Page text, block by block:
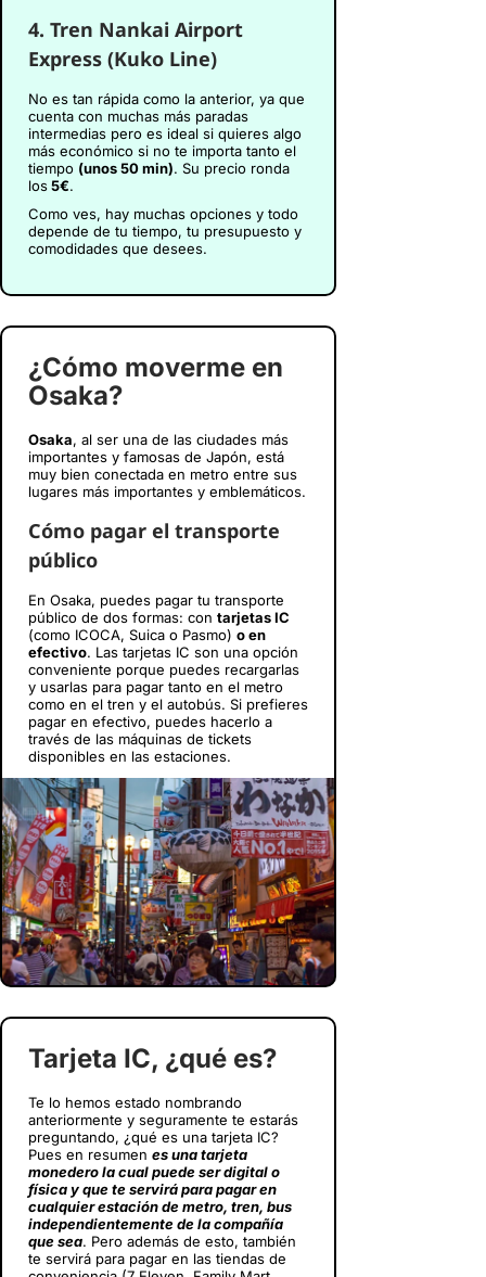
4. Tren Nankai Airport
Express (Kuko Line)
No es tan rápida como la anterior, ya que
cuenta con muchas más paradas
intermedias pero es ideal si quieres algo
más económico si no te importa tanto el
tiempo (unos 50 min). Su precio ronda
los5€.
Como ves, hay muchas opciones y todo
depende de tu tiempo, tu presupuesto y
comodidades que desees.
¿Cómo moverme en
Osaka?
Osaka, al ser una de las ciudades más
importantes y famosas de Japón, está
muy bien conectada en metro entre sus
lugares más importantes y emblemáticos.
Cómo pagar el transporte
público
En Osaka, puedes pagar tu transporte
público de dos formas: con tarjetas IC
(como ICOCA, Suica o Pasmo) o en
efectivo. Las tarjetas IC son una opción
conveniente porque puedes recargarlas
y usarlas para pagar tanto en el metro
como en el tren y el autobús. Si prefieres
pagar en efectivo, puedes hacerlo a
través de las máquinas de tickets
disponibles en las estaciones.
Tarjeta IC, ¿qué es?
Te lo hemos estado nombrando
anteriormente y seguramente te estarás
preguntando, ¿qué es una tarjeta IC?
Pues en resumen es una tarjeta
monedero la cual puede ser digital o
física y que te servirá para pagar en
cualquier estación de metro, tren, bus
independientemente de la compañía
que sea. Pero además de esto, también
te servirá para pagar en las tiendas de